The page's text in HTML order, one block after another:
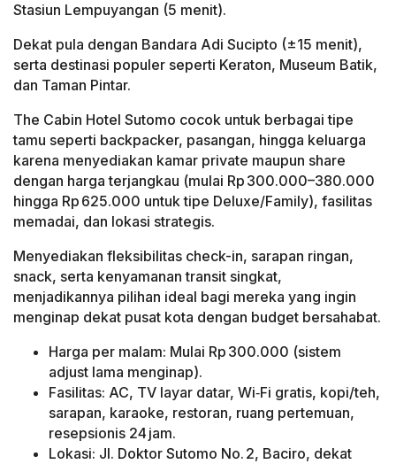
Stasiun Lempuyangan (5 menit).
Dekat pula dengan Bandara Adi Sucipto (±15 menit),
serta destinasi populer seperti Keraton, Museum Batik,
dan Taman Pintar.
The Cabin Hotel Sutomo cocok untuk berbagai tipe
tamu seperti backpacker, pasangan, hingga keluarga
karena menyediakan kamar private maupun share
dengan harga terjangkau (mulai Rp 300.000–380.000
hingga Rp 625.000 untuk tipe Deluxe/Family), fasilitas
memadai, dan lokasi strategis.
Menyediakan fleksibilitas check-in, sarapan ringan,
snack, serta kenyamanan transit singkat,
menjadikannya pilihan ideal bagi mereka yang ingin
menginap dekat pusat kota dengan budget bersahabat.
Harga per malam: Mulai Rp 300.000 (sistem
adjust lama menginap).
Fasilitas: AC, TV layar datar, Wi‑Fi gratis, kopi/teh,
sarapan, karaoke, restoran, ruang pertemuan,
resepsionis 24 jam.
Lokasi: Jl. Doktor Sutomo No. 2, Baciro, dekat